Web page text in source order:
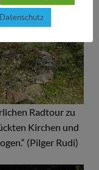
Radtour zu
Kirchen und
(Pilger Rudi)
Datenschutz